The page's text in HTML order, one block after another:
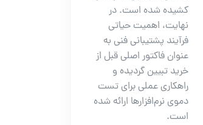
کشیده شده است. در
نهایت، اهمیت حیاتی
فرآیند پشتیبانی فنی به
عنوان فاکتور اصلی قبل از
خرید تبیین گردیده و
راهکاری عملی برای تست
دموی نرم‌افزارها ارائه شده
است.